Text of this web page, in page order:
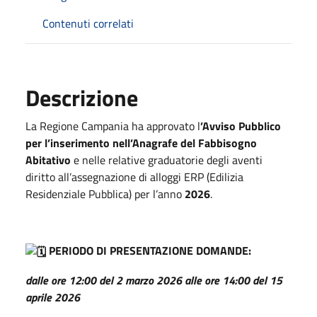
Contenuti correlati
Descrizione
La Regione Campania ha approvato l’Avviso Pubblico
per l’inserimento nell’Anagrafe del Fabbisogno
Abitativo e nelle relative graduatorie degli aventi
diritto all’assegnazione di alloggi ERP (Edilizia
Residenziale Pubblica) per l’anno 2026.
PERIODO DI PRESENTAZIONE DOMANDE:
dalle ore 12:00 del 2 marzo 2026 alle ore 14:00 del 15
aprile 2026